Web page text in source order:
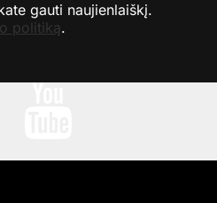
gauti naujienlaiškį.
politiką.